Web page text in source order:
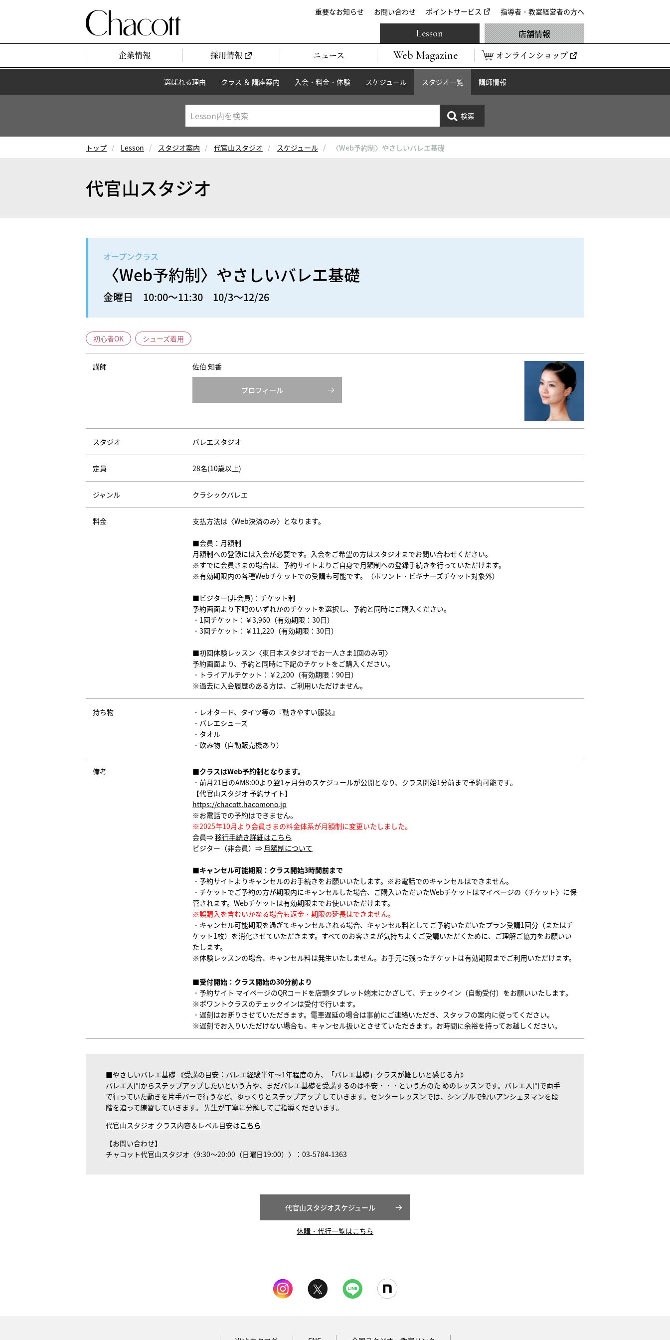
重要なお知らせ お問い合わせ ポイントサービス 指導者・教室経営者の方へ
企業情報 採用情報 ニュース Web Magazine オンラインショップ
Lesson 店舗情報
選ばれる理由 クラス ＆ 講座案内 入会・料金・体験 スケジュール スタジオ一覧 講師情報
トップ Lesson スタジオ案内 代官山スタジオ スケジュール 〈Web予約制〉やさしいバレエ基礎
代官山スタジオ
オープンクラス
〈Web予約制〉やさしいバレエ基礎
金曜日 10:00～11:30 10/3～12/26
初心者OK シューズ着用
講師 佐伯 知香
プロフィール
スタジオ バレエスタジオ
定員 28名(10歳以上)
ジャンル クラシックバレエ
料金 支払方法は〈Web決済のみ〉となります。
■会員：月額制
月額制への登録には入会が必要です。入会をご希望の方はスタジオまでお問い合わせください。
※すでに会員さまの場合は、予約サイトよりご自身で月額制への登録手続きを行っていただけます。
※有効期限内の各種Webチケットでの受講も可能です。（ポワント・ビギナーズチケット対象外）
■ビジター(非会員)：チケット制
予約画面より下記のいずれかのチケットを選択し、予約と同時にご購入ください。
・1回チケット：￥3,960（有効期限：30日）
・3回チケット：￥11,220（有効期限：30日）
■初回体験レッスン〈東日本スタジオでお一人さま1回のみ可〉
予約画面より、予約と同時に下記のチケットをご購入ください。
・トライアルチケット：￥2,200（有効期限：90日）
※過去に入会履歴のある方は、ご利用いただけません。
持ち物
・レオタード、タイツ等の『動きやすい服装』
・バレエシューズ
・タオル
・飲み物（自動販売機あり）
備考
■クラスはWeb予約制となります。
・前月21日のAM8:00より翌1ヶ月分のスケジュールが公開となり、クラス開始1分前まで予約可能です。
【代官山スタジオ 予約サイト】
https://chacott.hacomono.jp
※お電話での予約はできません。
※2025年10月より会員さまの料金体系が月額制に変更いたしました。
会員⇒移行手続き詳細はこちら
ビジター（非会員）⇒ 月額制について
■キャンセル可能期限：クラス開始3時間前まで
・予約サイトよりキャンセルのお手続きをお願いいたします。 ※お電話でのキャンセルはできません。
・チケットでご予約の方が期限内にキャンセルした場合、ご購入いただいたWebチケットはマイページの〈チケット〉に保
管されます。Webチケットは有効期限までお使いいただけます。
※誤購入を含むいかなる場合も返金・期限の延長はできません。
・キャンセル可能期限を過ぎてキャンセルされる場合、 キャンセル料としてご予約いただいたプラン受講1回分（またはチ
ケット1枚）を消化させていただきます。すべてのお客さまが気持ちよくご受講いただくために、ご理解ご協力をお願いい
たします。
※体験レッスンの場合、キャンセル料は発生いたしません。お手元に残ったチケットは有効期限までご利用いただけます。
■受付開始：クラス開始の30分前より
・予約サイト マイページのQRコードを店頭タブレット端末にかざして、チェックイン（自動受付）をお願いいたします。
※ポワントクラスのチェックインは受付で行います。
・遅刻はお断りさせていただきます。電車遅延の場合は事前にご連絡いただき、スタッフの案内に従ってください。
※遅刻でお入りいただけない場合も、キャンセル扱いとさせていただきます。お時間に余裕を持ってお越しください。
■やさしいバレエ基礎 《受講の目安：バレエ経験半年～1年程度の方、「バレエ基礎」クラスが難しいと感じる方》
バレエ入門からステップアップしたいという方や、まだバレエ基礎を受講するのは不安・・・という方のた めのレッスンです。バレエ入門で両手
で行っていた動きを片手バーで行うなど、ゆっくりとステップアップ していきます。センターレッスンでは、シンプルで短いアンシェヌマンを段
階を追って練習していきます。 先生が丁寧に分解してご指導くださいます。
代官山スタジオ クラス内容＆レベル目安はこちら
【お問い合わせ】
チャコット代官山スタジオ〈9:30～20:00（日曜日19:00）〉：03-5784-1363
代官山スタジオスケジュール
休講・代行一覧はこちら